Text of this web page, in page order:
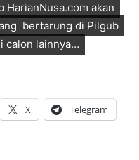
akan
bertarung di Pilgub
calon lainnya…
X Telegram